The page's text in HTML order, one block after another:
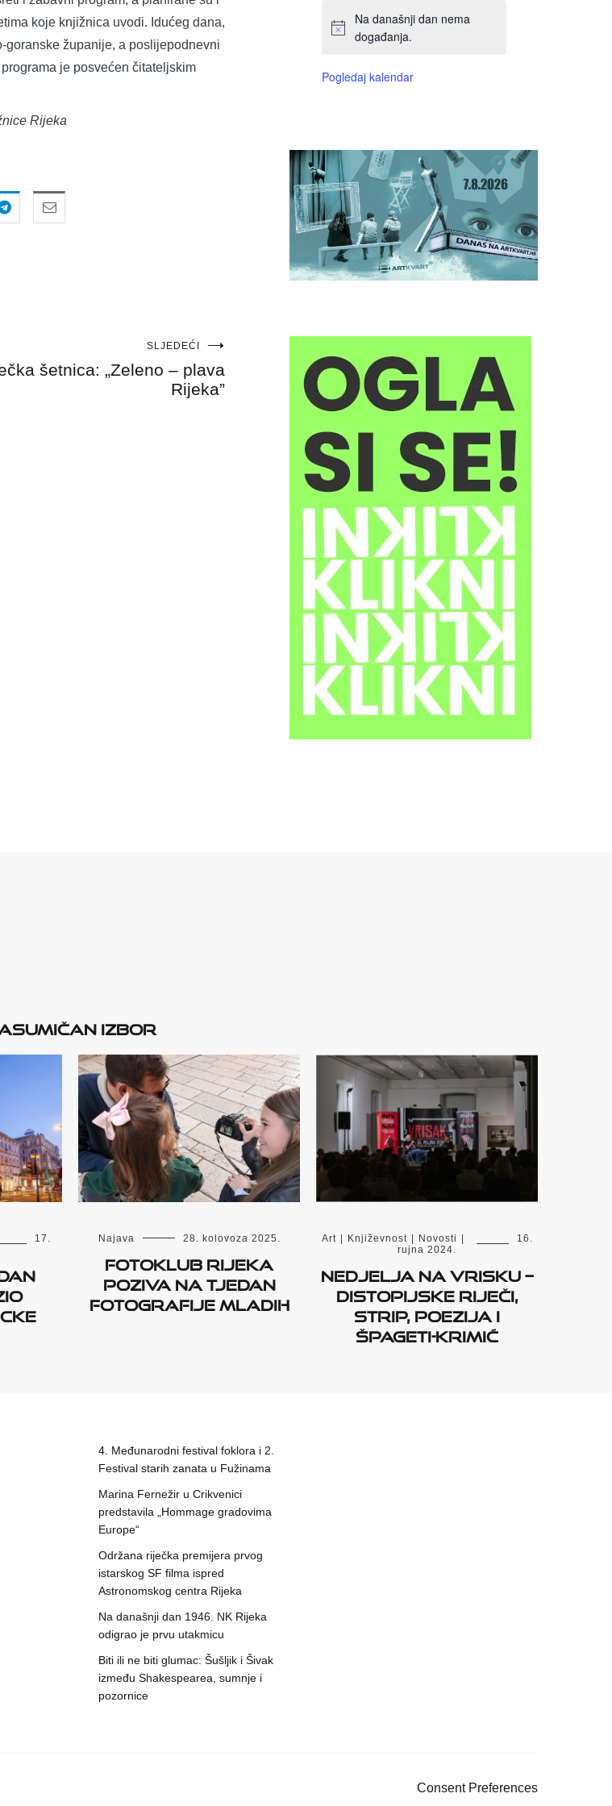
koje knjižnica uvodi. Idućeg dana,
goranske županije, a poslijepodnevni
je posvećen čitateljskim
Rijeka
SLJEDEĆI
šetnica: „Zeleno – plava
Rijeka”
Na današnji dan nema
događanja.
Pogledaj kalendar
izbor
17.
Najava 28. kolovoza 2025.
FOTOKLUB RIJEKA
POZIVA NA TJEDAN
FOTOGRAFIJE MLADIH
Art Književnost Novosti
16.
rujna 2024.
Nedjelja na Vrisku –
Distopijske riječi,
strip, poezija i
špageti-krimić
4. Međunarodni festival foklora i 2.
Festival starih zanata u Fužinama
Marina Fernežir u Crikvenici
predstavila „Hommage gradovima
Europe“
Održana riječka premijera prvog
istarskog SF filma ispred
Astronomskog centra Rijeka
Na današnji dan 1946. NK Rijeka
odigrao je prvu utakmicu
Biti ili ne biti glumac: Šušljik i Šivak
između Shakespearea, sumnje i
pozornice
Consent Preferences